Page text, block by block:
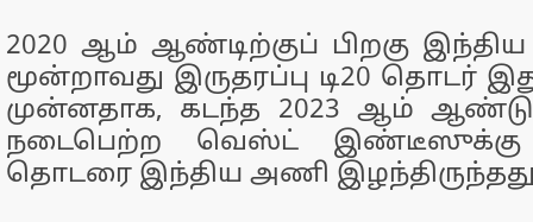
2020 ஆம் ஆண்டிற்குப் பிறகு
மூன்றாவது இருதரப்பு டி20 தொடர்
முன்னதாக, கடந்த 2023 ஆம்
நடைபெற்ற வெஸ்ட் இண்டீஸுக்கு
தொடரை இந்திய அணி